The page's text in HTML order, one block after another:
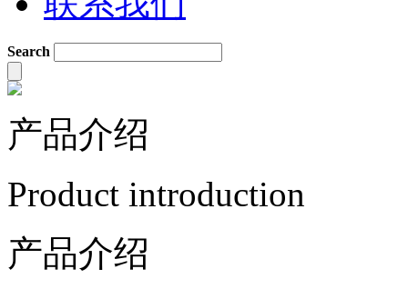
Search
产品介绍
Product introduction
产品介绍